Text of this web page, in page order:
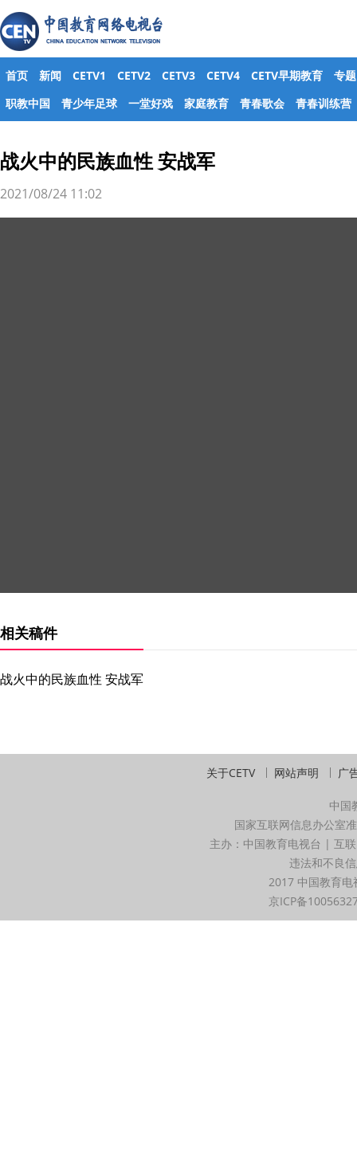
首页 新闻 CETV1 CETV2 CETV3 CETV4 CETV早期教育
专题
职教中国
青少年足球 一堂好戏 家庭教育 青春歌会 青春训练营
战火中的民族血性 安战军
2021/08/24 11:02
相关稿件
战火中的民族血性 安战军
关于CETV 网站声明 广
中国
国家互联网信息办公室
主办：中国教育电视台 | 互
违法和不良
2017 中国教育
京ICP备